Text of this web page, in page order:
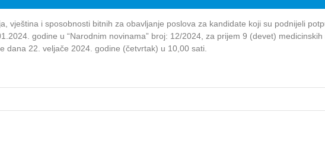
vještina i sposobnosti bitnih za obavljanje poslova za kandidate koji su podnijeli
godine u “Narodnim novinama” broj: 12/2024, za prijem 9 (devet)
dana 22. veljače 2024. godine (četvrtak) u 10,00 sati.